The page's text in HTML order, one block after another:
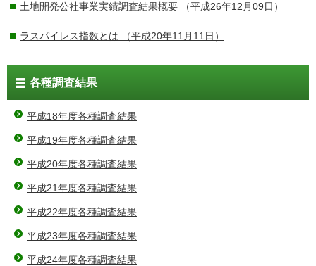
土地開発公社事業実績調査結果概要 （平成26年12月09日）
ラスパイレス指数とは （平成20年11月11日）
各種調査結果
平成18年度各種調査結果
平成19年度各種調査結果
平成20年度各種調査結果
平成21年度各種調査結果
平成22年度各種調査結果
平成23年度各種調査結果
平成24年度各種調査結果